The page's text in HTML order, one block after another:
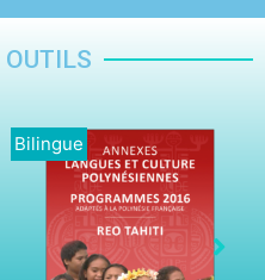
Bilingue